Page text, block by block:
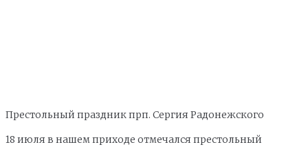
Престольный праздник прп. Сергия Радонежского
18 июля в нашем приходе отмечался престольный